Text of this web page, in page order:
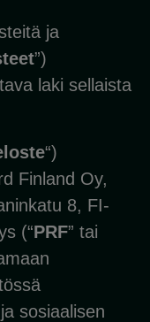
ja
”)
laki sellaista
“)
Finland Oy,
8, FI-
(“PRF” tai
sosiaalisen